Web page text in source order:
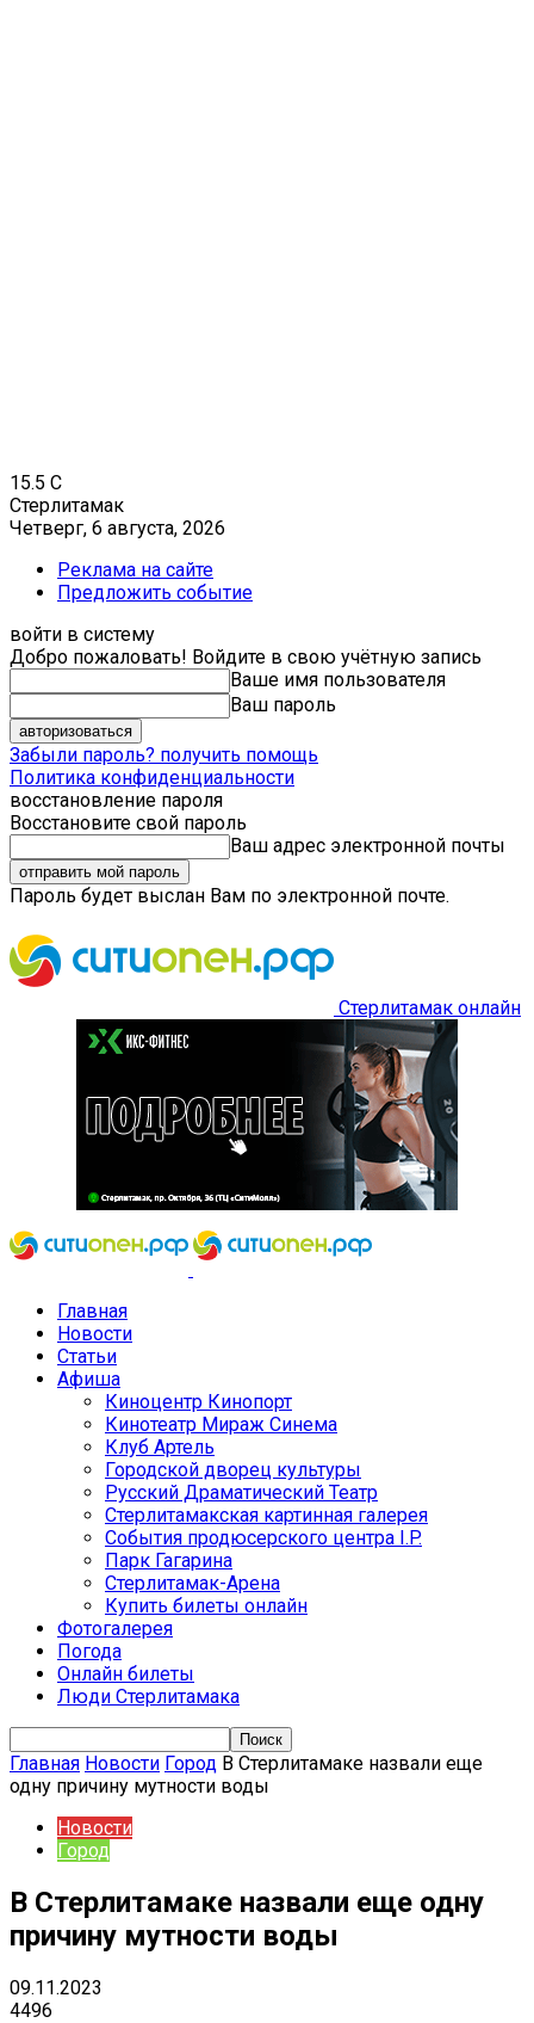
15.5 C
Стерлитамак
Четверг, 6 августа, 2026
Реклама на сайте
Предложить событие
войти в систему
Добро пожаловать! Войдите в свою учётную запись
Ваше имя пользователя
Ваш пароль
Забыли пароль? получить помощь
Политика конфиденциальности
восстановление пароля
Восстановите свой пароль
Ваш адрес электронной почты
Пароль будет выслан Вам по электронной почте.
Стерлитамак онлайн
Главная
Новости
Статьи
Афиша
Киноцентр Кинопорт
Кинотеатр Мираж Синема
Клуб Артель
Городской дворец культуры
Русский Драматический Театр
Стерлитамакская картинная галерея
События продюсерского центра I.P.
Парк Гагарина
Стерлитамак-Арена
Купить билеты онлайн
Фотогалерея
Погода
Онлайн билеты
Люди Стерлитамака
Главная Новости Город В Стерлитамаке назвали еще
одну причину мутности воды
Новости
Город
В Стерлитамаке назвали еще одну
причину мутности воды
09.11.2023
4496